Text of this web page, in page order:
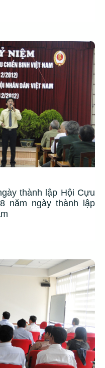
thành lập Hội Cựu
năm ngày thành lập